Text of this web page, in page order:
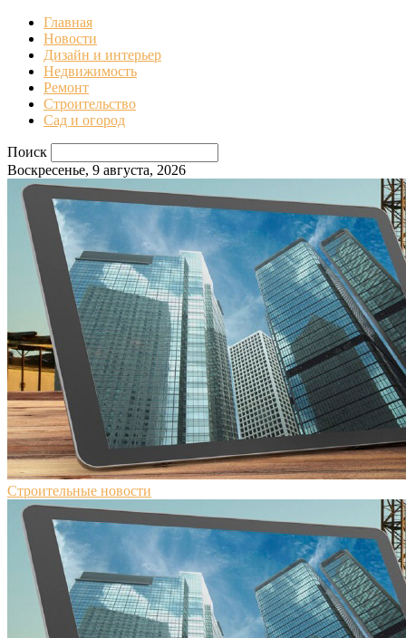
Главная
Новости
Дизайн и интерьер
Недвижимость
Ремонт
Строительство
Сад и огород
Поиск
Воскресенье, 9 августа, 2026
Строительные новости